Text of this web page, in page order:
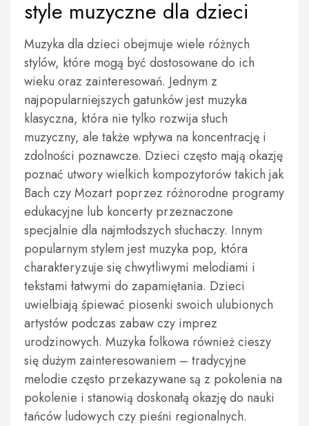
style muzyczne dla dzieci
Muzyka dla dzieci obejmuje wiele różnych
stylów, które mogą być dostosowane do ich
wieku oraz zainteresowań. Jednym z
najpopularniejszych gatunków jest muzyka
klasyczna, która nie tylko rozwija słuch
muzyczny, ale także wpływa na koncentrację i
zdolności poznawcze. Dzieci często mają okazję
poznać utwory wielkich kompozytorów takich jak
Bach czy Mozart poprzez różnorodne programy
edukacyjne lub koncerty przeznaczone
specjalnie dla najmłodszych słuchaczy. Innym
popularnym stylem jest muzyka pop, która
charakteryzuje się chwytliwymi melodiami i
tekstami łatwymi do zapamiętania. Dzieci
uwielbiają śpiewać piosenki swoich ulubionych
artystów podczas zabaw czy imprez
urodzinowych. Muzyka folkowa również cieszy
się dużym zainteresowaniem – tradycyjne
melodie często przekazywane są z pokolenia na
pokolenie i stanowią doskonałą okazję do nauki
tańców ludowych czy pieśni regionalnych.